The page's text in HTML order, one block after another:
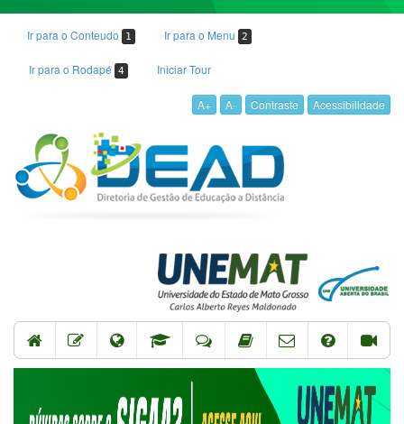
Ir para o Conteudo 1 Ir para o Menu 2
Ir para o Rodapé 4 Iniciar Tour
A+ A- Contraste Acessibilidade